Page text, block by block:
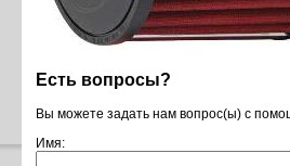
Есть вопросы?
Вы можете задать нам вопрос(ы) с
Имя: